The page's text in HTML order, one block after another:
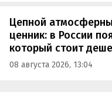
Цепной
ценник: в России
который стоит
08 августа 2026, 13:04